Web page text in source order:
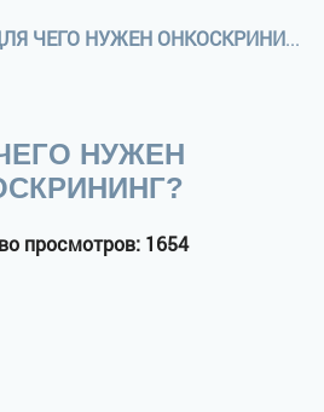
ДЛЯ ЧЕГО НУЖЕН ОНКОСКРИНИНГ?
НУЖЕН
просмотров: 1654